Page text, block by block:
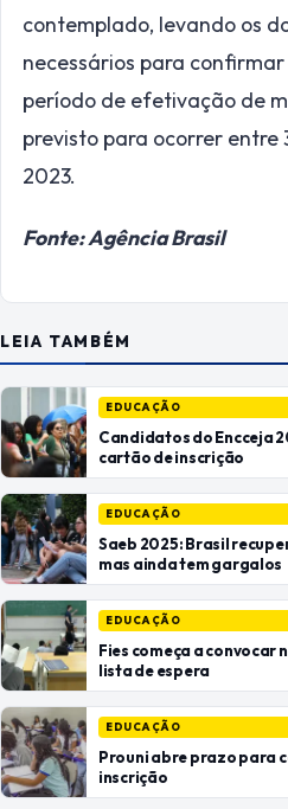
contemplado, levando os
necessários para
período de efetivação de
previsto para ocorrer entre
2023.
Fonte: Agência Brasil
LEIA TAMBÉM
EDUCAÇÃO
Candidatos do Encceja
cartão de inscrição
EDUCAÇÃO
Saeb 2025: Brasil
mas ainda tem gargalos
EDUCAÇÃO
Fies começa a convocar
lista de espera
EDUCAÇÃO
Prouni abre prazo para
inscrição